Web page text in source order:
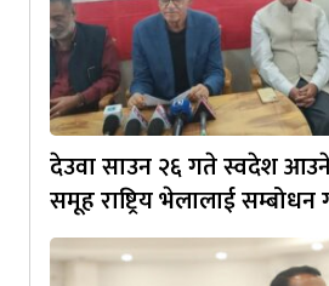
देउवा साउन २६ गते स्वदेश
समूह राष्ट्रिय भेलालाई सम्बोधन